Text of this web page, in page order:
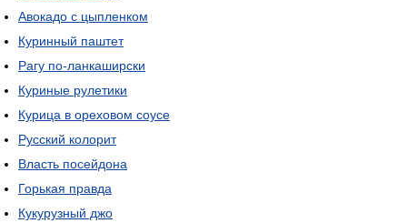
Авокадо с цыпленком
Куринный паштет
Рагу по-ланкаширски
Куриные рулетики
Курица в ореховом соусе
Русский колорит
Власть посейдона
Горькая правда
Кукурузный джо